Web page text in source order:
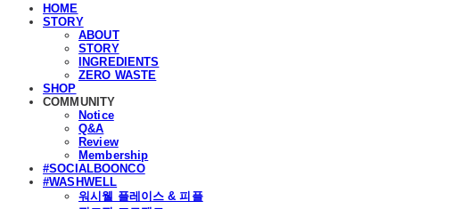
HOME
STORY
ABOUT
STORY
INGREDIENTS
ZERO WASTE
SHOP
COMMUNITY
Notice
Q&A
Review
Membership
#SOCIALBOONCO
#WASHWELL
워시웰 플레이스 & 피플